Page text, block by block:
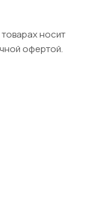
носит
офертой.